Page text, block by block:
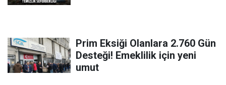
Prim Eksiği Olanlara 2.760 Gün
Desteği! Emeklilik için yeni
umut